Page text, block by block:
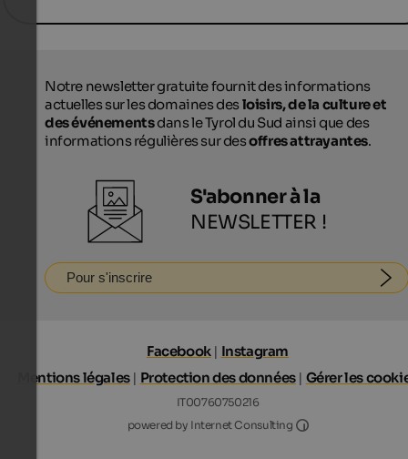
Notre newsletter gratuite fournit des informations
actuelles sur les domaines desloisirs, de la culture et
des événementsdans le Tyrol du Sud ainsi que des
informations régulières sur desoffres attrayantes.
S'abonner à la
NEWSLETTER !
Pour s'inscrire
Facebook| Instagram
Mentions légales| Protection des données| Gérer les
IT00760750216
powered by Internet Consulting
Internet